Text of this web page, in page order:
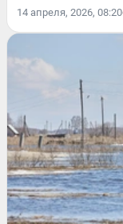
14 апреля, 2026, 08:20